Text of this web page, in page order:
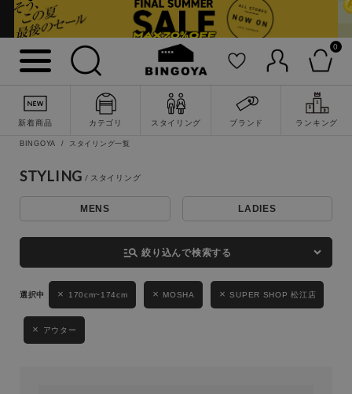
0
新着商品 カテゴリ スタイリング ブランド ランキング
詳細検索
キーワード
性別
MENS LADIES KIDS
BINGOYA スタイリング一覧
STYLING
MENS LADIES
manage_search 絞り込んで検索する
170cm~174cm MOSHA SUPER SHOP 松江店
アウター